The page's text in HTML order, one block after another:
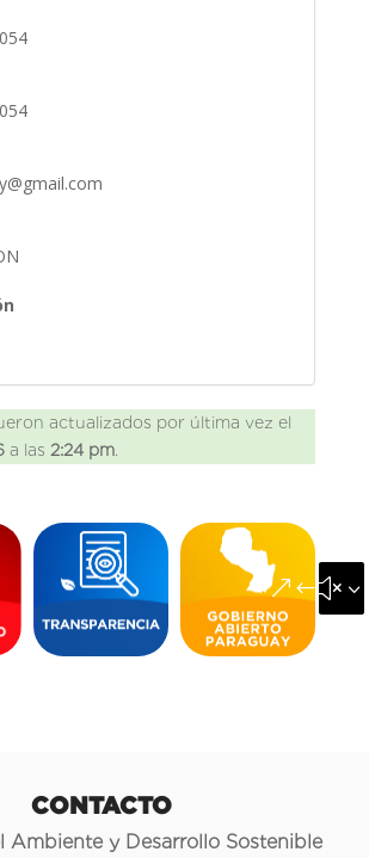
actualizados por última vez el
a las 2:24 pm.
CONTACTO
Ambiente y Desarrollo Sostenible